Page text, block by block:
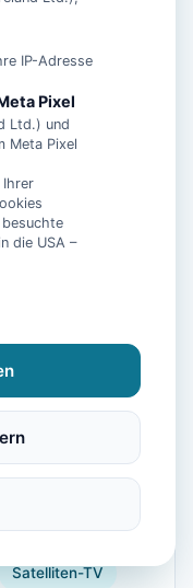
Satelliten-TV
IP-Adresse
Pixel
Ltd.) und
Meta Pixel
Ihrer
die USA –